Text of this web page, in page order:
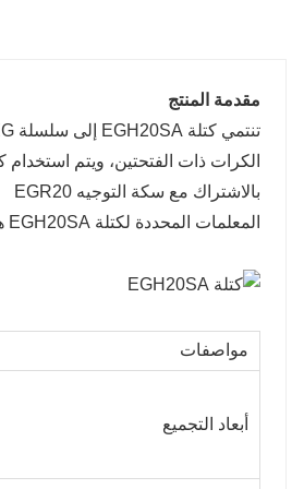
مقدمة المنتج
بالاشتراك مع سكة ​​التوجيه EGR20
المعلمات المحددة لكتلة EGH20SA هي كما يلي
مواصفات
أبعاد التجميع